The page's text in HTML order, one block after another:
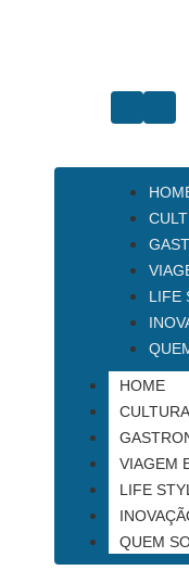
LIFE
HOME
CULTURA
VIAGEM
LIFE
QUEM